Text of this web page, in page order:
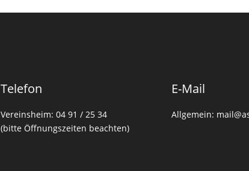
Telefon
Vereinsheim: 04 91 / 25 34
(bitte Öffnungszeiten beachten)
E-Mail
Allgemein: